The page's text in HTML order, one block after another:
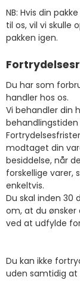
NB: Hvis din
til os, vil vi
pakken igen.
Du har som
handler hos os.
Vi behandler din
behandlingstiden
modtaget din
besiddelse, når
forskellige varer,
enkeltvis.
Du skal inden 30
om, at du ønsker
ved at udfylde
Du kan ikke
uden samtidig